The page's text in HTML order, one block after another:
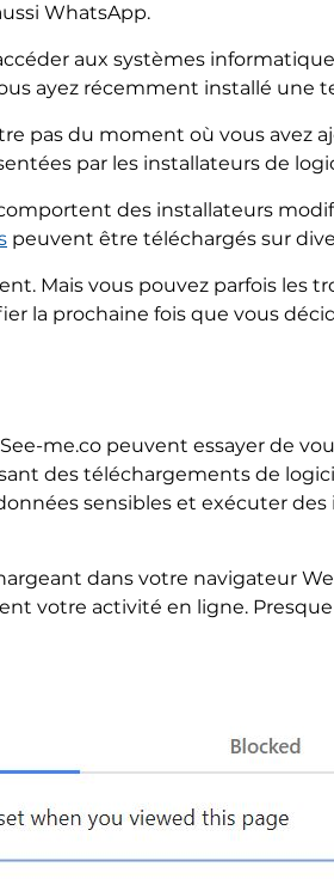
WhatsApp.
aux systèmes
ayez récemment installé une
pas du moment où vous avez
par les installateurs de
des installateurs
peuvent être téléchargés sur
Mais vous pouvez parfois les
la prochaine fois que vous
me.co peuvent essayer de
des téléchargements de
sensibles et exécuter
dans votre navigateur
votre activité en ligne.